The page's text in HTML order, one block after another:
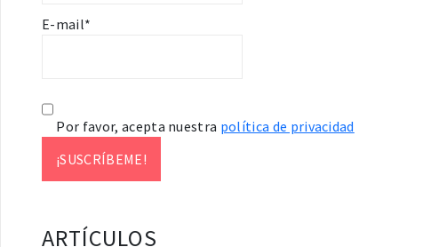
E-mail*
Por favor, acepta nuestra política de privacidad
ARTÍCULOS